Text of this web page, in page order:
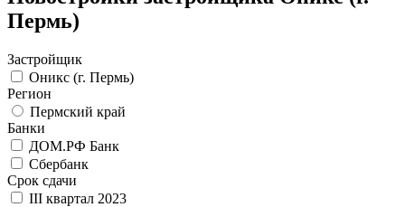
Пермь)
Застройщик
Оникс (г. Пермь)
Регион
Пермский край
Банки
ДОМ.РФ Банк
Сбербанк
Срок сдачи
III квартал 2023